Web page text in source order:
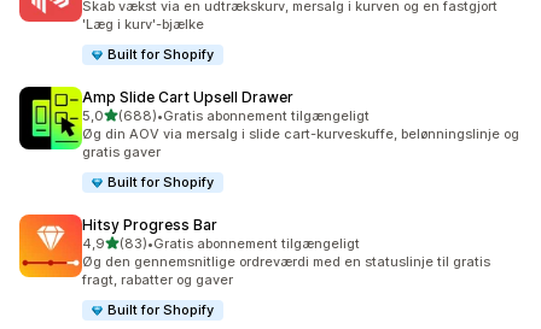
Skab vækst via en udtrækskurv, mersalg i kurven og en fastgjort
'Læg i kurv'-bjælke
Built for Shopify
Amp Slide Cart Upsell Drawer
5,0ud af 5 stjerner
(688)
688 anmeldelser i alt
•Gratis abonnement tilgængeligt
Øg din AOV via mersalg i slide cart-kurveskuffe, belønningslinje og
gratis gaver
Built for Shopify
Hitsy Progress Bar
4,9ud af 5 stjerner
(83)
83 anmeldelser i alt
•Gratis abonnement tilgængeligt
Øg den gennemsnitlige ordreværdi med en statuslinje til gratis
fragt, rabatter og gaver
Built for Shopify